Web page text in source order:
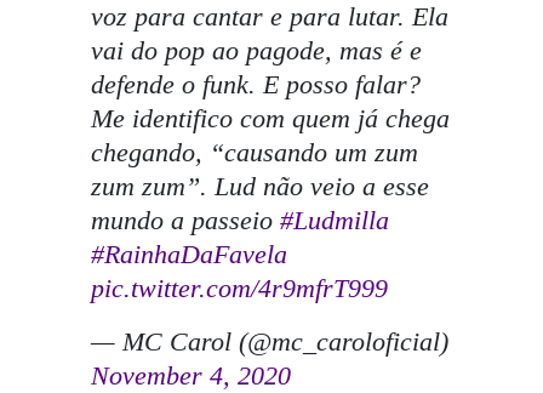
voz para cantar e para lutar. Ela
vai do pop ao pagode, mas é e
defende o funk. E posso falar?
Me identifico com quem já chega
chegando, “causando um zum
zum zum”. Lud não veio a esse
mundo a passeio #Ludmilla
#RainhaDaFavela
pic.twitter.com/4r9mfrT999
— MC Carol (@mc_caroloficial)
November 4, 2020